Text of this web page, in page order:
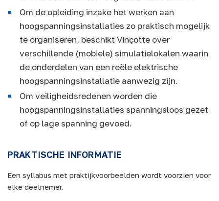
Om de opleiding inzake het werken aan
hoogspanningsinstallaties zo praktisch mogelijk
te organiseren, beschikt Vinçotte over
verschillende (mobiele) simulatielokalen waarin
de onderdelen van een reële elektrische
hoogspanningsinstallatie aanwezig zijn.
Om veiligheidsredenen worden die
hoogspanningsinstallaties spanningsloos gezet
of op lage spanning gevoed.
PRAKTISCHE INFORMATIE
Een syllabus met praktijkvoorbeelden wordt voorzien voor
elke deelnemer.